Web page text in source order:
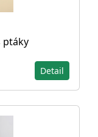
ptáky
Detail